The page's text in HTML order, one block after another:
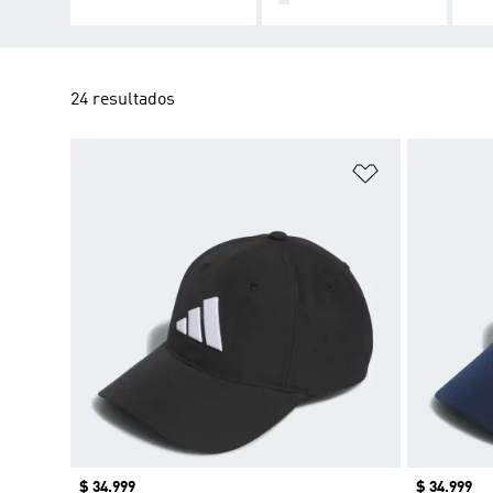
24 resultados
Precio
$ 34.999
Precio
$ 34.999